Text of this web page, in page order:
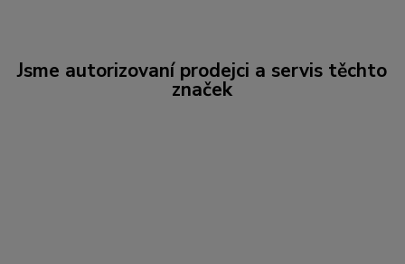
Jsme autorizovaní prodejci a servis těchto
značek